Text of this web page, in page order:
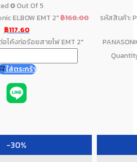
0Out Of 5
ELBOW EMT 2"฿168.00
฿117.60
อโค้งท่อร้อยสายไฟ EMT 2"
ใส่ตระกร้า
รหัสสินค้า:
-30%